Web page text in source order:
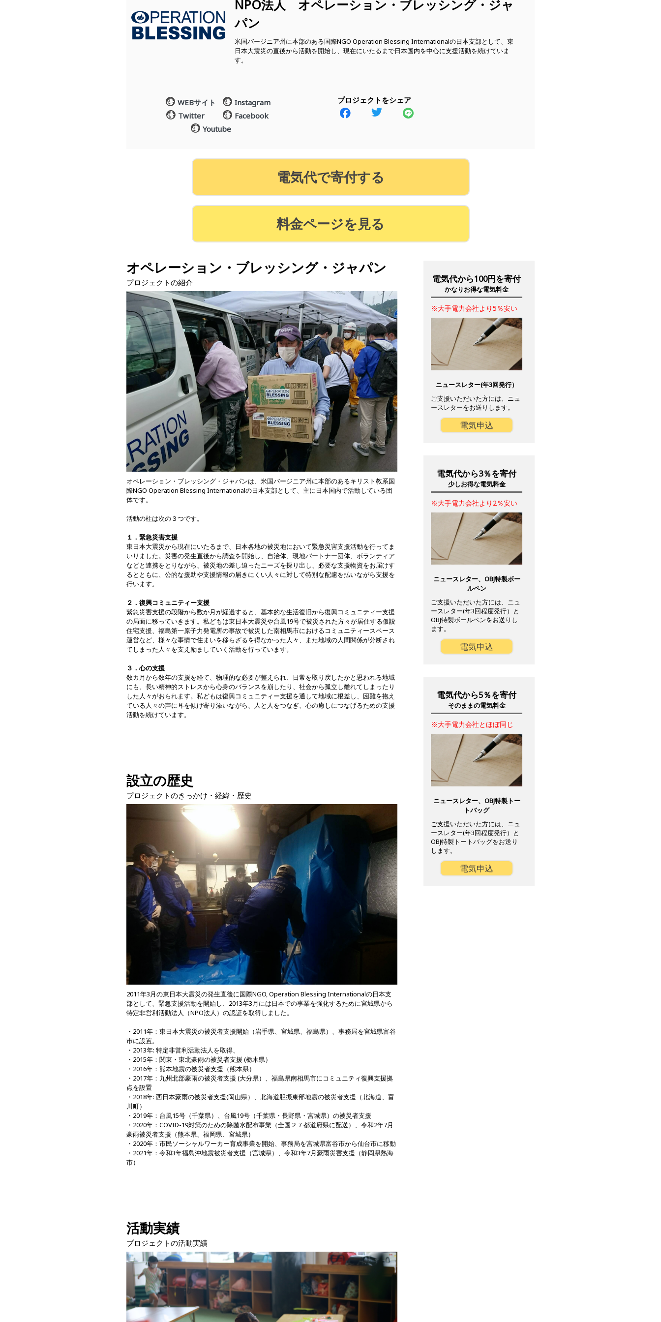
NPO法人 オペレーション・ブレッシング・ジャ
パン
米国バージニア州に本部のある国際NGO Operation Blessing Internationalの日本支部として、東
日本大震災の直後から活動を開始し、現在にいたるまで日本国内を中心に支援活動を続けていま
す。
WEBサイト
Instagram
Twitter
Facebook
Youtube
プロジェクトをシェア
電気代で寄付する
料金ページを見る
オペレーション・ブレッシング・ジャパン
プロジェクトの紹介
オペレーション・ブレッシング・ジャパンは、米国バージニア州に本部のあるキリスト教系国
際NGO Operation Blessing Internationalの日本支部として、主に日本国内で活動している団
体です。
活動の柱は次の３つです。
１．緊急災害支援
東日本大震災から現在にいたるまで、日本各地の被災地において緊急災害支援活動を行ってま
いりました。災害の発生直後から調査を開始し、自治体、現地パートナー団体、ボランティア
などと連携をとりながら、被災地の差し迫ったニーズを探り出し、必要な支援物資をお届けす
るとともに、公的な援助や支援情報の届きにくい人々に対して特別な配慮を払いながら支援を
行います。
２．復興コミュニティー支援
緊急災害支援の段階から数か月が経過すると、基本的な生活復旧から復興コミュニティー支援
の局面に移っていきます。私どもは東日本大震災や台風19号で被災された方々が居住する仮設
住宅支援、福島第一原子力発電所の事故で被災した南相馬市におけるコミュニティースペース
運営など、様々な事情で住まいを移らざるを得なかった人々、また地域の人間関係が分断され
てしまった人々を支え励ましていく活動を行っています。
３．心の支援
数カ月から数年の支援を経て、物理的な必要が整えられ、日常を取り戻したかと思われる地域
にも、長い精神的ストレスから心身のバランスを崩したり、社会から孤立し離れてしまったり
した人々がおられます。私どもは復興コミュニティー支援を通して地域に根差し、困難を抱え
ている人々の声に耳を傾け寄り添いながら、人と人をつなぎ、心の癒しにつなげるための支援
活動を続けています。
設立の歴史
プロジェクトのきっかけ・経緯・歴史
2011年3月の東日本大震災の発生直後に国際NGO, Operation Blessing Internationalの日本支
部として、緊急支援活動を開始し、2013年3月には日本での事業を強化するために宮城県から
特定非営利活動法人（NPO法人）の認証を取得しました。
・2011年：東日本大震災の被災者支援開始（岩手県、宮城県、福島県）、事務局を宮城県富谷
市に設置。
・2013年: 特定非営利活動法人を取得、
・2015年：関東・東北豪雨の被災者支援 (栃木県）
・2016年：熊本地震の被災者支援（熊本県）
・2017年：九州北部豪雨の被災者支援 (大分県）、福島県南相馬市にコミュニティ復興支援拠
点を設置
・2018年: 西日本豪雨の被災者支援(岡山県）、北海道胆振東部地震の被災者支援（北海道、富
川町）
・2019年：台風15号（千葉県）、台風19号（千葉県・長野県・宮城県）の被災者支援
・2020年：COVID-19対策のための除菌水配布事業（全国２７都道府県に配送）、令和2年7月
豪雨被災者支援（熊本県、福岡県、宮城県）
・2020年：市民ソーシャルワーカー育成事業を開始、事務局を宮城県富谷市から仙台市に移動
・2021年：令和3年福島沖地震被災者支援（宮城県）、令和3年7月豪雨災害支援（静岡県熱海
市）
活動実績
プロジェクトの活動実績
電気代から100円を寄付
かなりお得な電気料金
※大手電力会社より5％安い
ニュースレター(年3回発行）
ご支援いただいた方には、ニュ
ースレターをお送りします。
電気申込
電気代から3％を寄付
少しお得な電気料金
※大手電力会社より2％安い
ニュースレター、OBJ特製ボー
ルペン
ご支援いただいた方には、ニュ
ースレター(年3回程度発行）と
OBJ特製ボールペンをお送りし
ます。
電気申込
電気代から5％を寄付
そのままの電気料金
※大手電力会社とほぼ同じ
ニュースレター、OBJ特製トー
トバッグ
ご支援いただいた方には、ニュ
ースレター(年3回程度発行）と
OBJ特製トートバッグをお送り
します。
電気申込